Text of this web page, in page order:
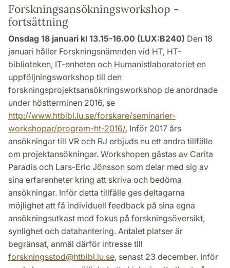
Forskningsansökningsworkshop -
fortsättning
Onsdag 18 januari kl 13.15-16.00 (LUX:B240) Den 18
januari håller Forskningsnämnden vid HT, HT-
biblioteken, IT-enheten och Humanistlaboratoriet en
uppföljningsworkshop till den
forskningsprojektsansökningsworkshop de anordnade
under höstterminen 2016, se
http://www.htbibl.lu.se/forskare/seminarier-
workshopar/program-ht-2016/. Inför 2017 års
ansökningar till VR och RJ erbjuds nu ett andra tillfälle
om projektansökningar. Workshopen gästas av Carita
Paradis och Lars-Eric Jönsson som delar med sig av
sina erfarenheter kring att skriva och bedöma
ansökningar. Inför detta tillfälle ges deltagarna
möjlighet att få individuell feedback på sina egna
ansökningsutkast med fokus på forskningsöversikt,
synlighet och datahantering. Antalet platser är
begränsat, anmäl därför intresse till
forskningsstod@htbibl.lu.se, senast 23 december. Inför